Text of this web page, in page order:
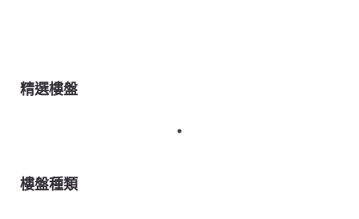
精選樓盤
樓盤種類